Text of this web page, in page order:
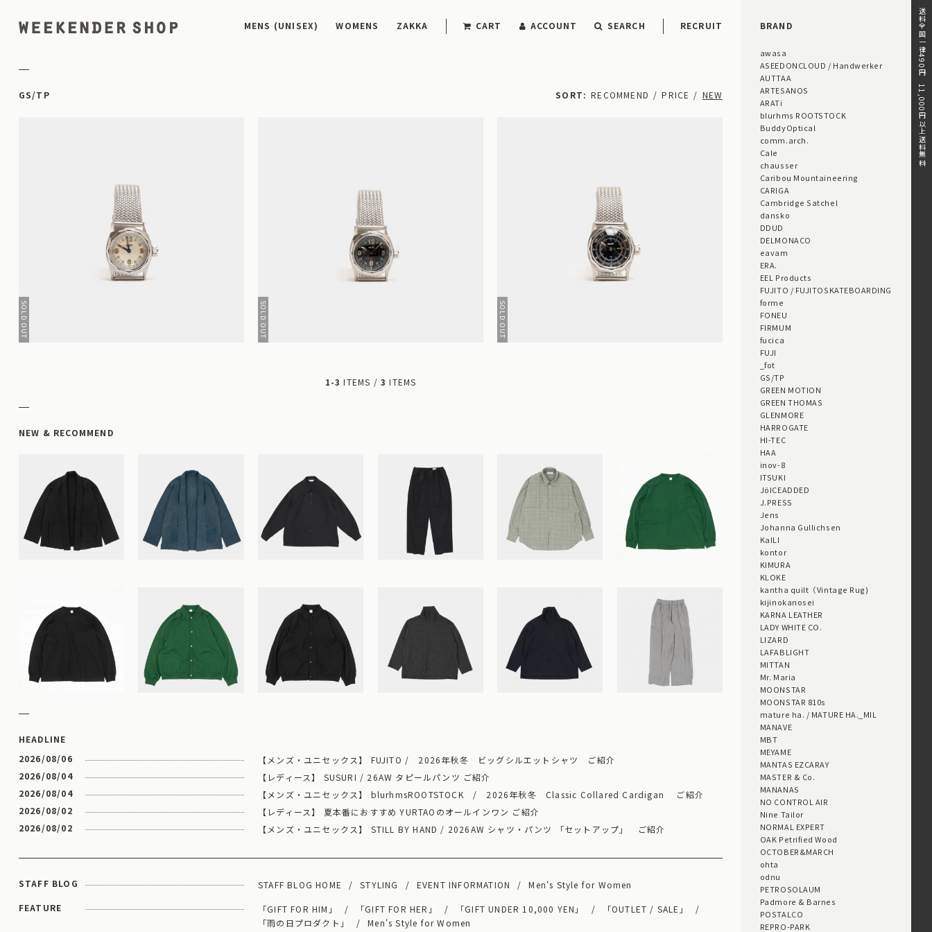
MENS (UNISEX) WOMENS ZAKKA CART ACCOUNT SEARCH RECRUIT
GS/TP SORT RECOMMEND PRICE NEW
1-3 ITEMS / 3 ITEMS
NEW & RECOMMEND
HEADLINE
2026/08/06
【メンズ・ユニセックス】 FUJITO / 2026年秋冬 ビッグシルエットシャツ ご紹介
2026/08/04
【レディース】 SUSURI / 26AW タピールパンツ ご紹介
2026/08/04
【メンズ・ユニセックス】 blurhmsROOTSTOCK / 2026年秋冬 Classic Collared Cardigan ご紹介
2026/08/02
【レディース】 夏本番におすすめ YURTAOのオールインワン ご紹介
2026/08/02
【メンズ・ユニセックス】 STILL BY HAND / 2026AW シャツ・パンツ 「セットアップ」 ご紹介
STAFF BLOG STAFF BLOG HOME STYLING EVENT INFORMATION
Men's Style for Women
FEATURE
「GIFT FOR HIM」 「GIFT FOR HER」 「GIFT UNDER 10,000 YEN」
「OUTLET / SALE」
「雨の日プロダクト」
Men's Style for Women
BRAND
awasa
ASEEDONCLOUD / Handwerker
AUTTAA
ARTESANOS
ARATi
blurhms ROOTSTOCK
BuddyOptical
comm.arch.
Cale
chausser
Caribou Mountaineering
CARIGA
Cambridge Satchel
dansko
DDUD
DELMONACO
eavam
ERA.
EEL Products
FUJITO / FUJITOSKATEBOARDING
forme
FONEU
FIRMUM
fucica
FUJI
_fot
GS/TP
GREEN MOTION
GREEN THOMAS
GLENMORE
HARROGATE
HI-TEC
HAA
inov-8
ITSUKI
JöICEADDED
J.PRESS
Jens
Johanna Gullichsen
KaILI
kontor
KIMURA
KLOKE
kantha quilt（Vintage Rug)
kijinokanosei
KARNA LEATHER
LADY WHITE CO.
LIZARD
LAFABLIGHT
MITTAN
Mr. Maria
MOONSTAR
MOONSTAR 810s
mature ha. / MATURE HA._MIL
MANAVE
MBT
MEYAME
MANTAS EZCARAY
MASTER & Co.
MANANAS
NO CONTROL AIR
Nine Tailor
NORMAL EXPERT
OAK Petrified Wood
OCTOBER&MARCH
ohta
odnu
PETROSOLAUM
Padmore & Barnes
POSTALCO
REPRO-PARK
送料全国一律490円。11,000円以上送料無料。